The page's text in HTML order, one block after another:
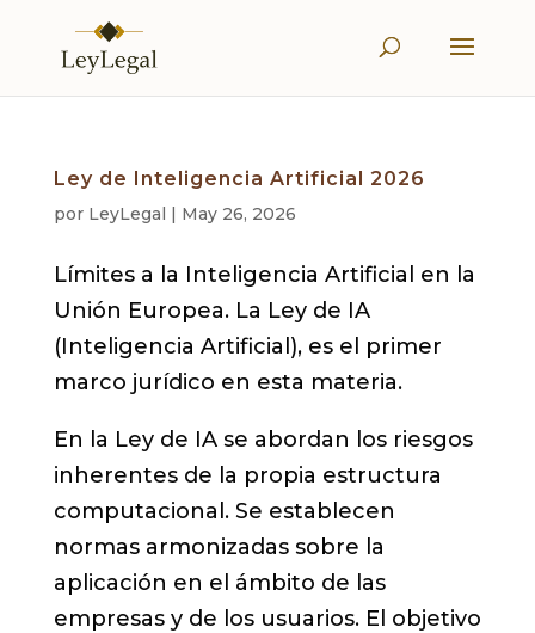
Ley de Inteligencia Artificial 2026
por LeyLegal | May 26, 2026
Límites a la Inteligencia Artificial en la
Unión Europea. La Ley de IA
(Inteligencia Artificial), es el primer
marco jurídico en esta materia.
En la Ley de IA se abordan los riesgos
inherentes de la propia estructura
computacional. Se establecen
normas armonizadas sobre la
aplicación en el ámbito de las
empresas y de los usuarios. El objetivo